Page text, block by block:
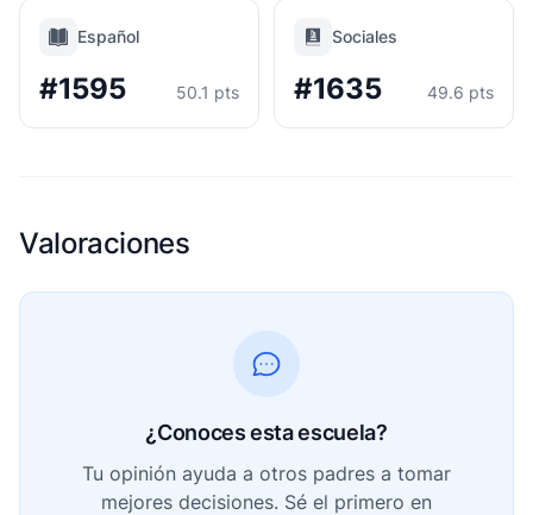
Español
#1595 50.1 pts
Sociales
#1635 49.6 pts
Valoraciones
¿Conoces esta escuela?
Tu opinión ayuda a otros padres a tomar
mejores decisiones. Sé el primero en